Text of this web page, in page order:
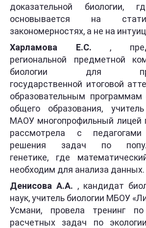
доказательной биологии,
основывается на
закономерностях, а не на
Харламова Е.С. ,
региональной предметной
биологии для
государственной итоговой
образовательным программам
общего образования,
МАОУ многопрофильный лицей
рассмотрела с
решения задач по
генетике, где
необходим для анализа данных.
Денисова А.А. , кандидат
наук, учитель биологии МБОУ
Усмани, провела тренинг
расчетных задач по